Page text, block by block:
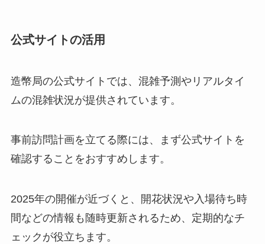
公式サイトの活用
造幣局の公式サイトでは、混雑予測やリアルタイ
ムの混雑状況が提供されています。
事前訪問計画を立てる際には、まず公式サイトを
確認することをおすすめします。
2025年の開催が近づくと、開花状況や入場待ち時
間などの情報も随時更新されるため、定期的なチ
ェックが役立ちます。